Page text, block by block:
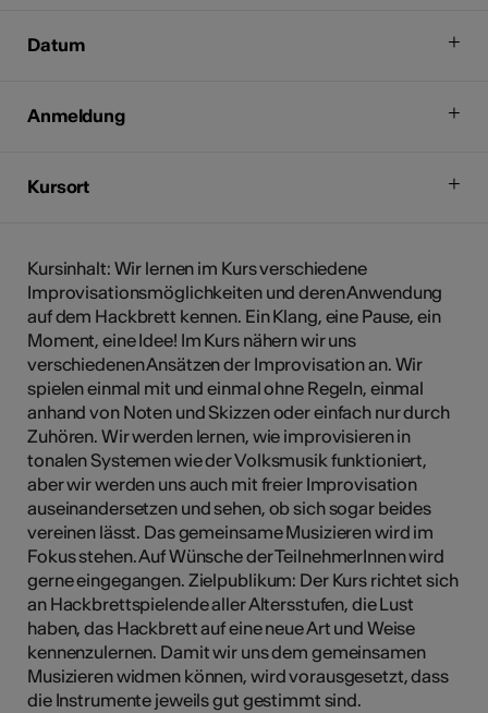
Datum
Anmeldung
Kursort
Kursinhalt: Wir lernen im Kurs verschiedene
Improvisationsmöglichkeiten und deren Anwendung
auf dem Hackbrett kennen. Ein Klang, eine Pause, ein
Moment, eine Idee! Im Kurs nähern wir uns
verschiedenen Ansätzen der Improvisation an. Wir
spielen einmal mit und einmal ohne Regeln, einmal
anhand von Noten und Skizzen oder einfach nur durch
Zuhören. Wir werden lernen, wie improvisieren in
tonalen Systemen wie der Volksmusik funktioniert,
aber wir werden uns auch mit freier Improvisation
auseinandersetzen und sehen, ob sich sogar beides
vereinen lässt. Das gemeinsame Musizieren wird im
Fokus stehen. Auf Wünsche der TeilnehmerInnen wird
gerne eingegangen. Zielpublikum: Der Kurs richtet sich
an Hackbrettspielende aller Altersstufen, die Lust
haben, das Hackbrett auf eine neue Art und Weise
kennenzulernen. Damit wir uns dem gemeinsamen
Musizieren widmen können, wird vorausgesetzt, dass
die Instrumente jeweils gut gestimmt sind.